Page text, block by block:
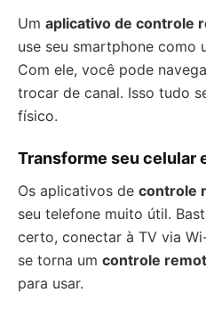
Um aplicativo de controle
use seu smartphone como
Com ele, você pode
trocar de canal. Isso tudo
físico.
Transforme seu celular
Os aplicativos de controle
seu telefone muito útil.
certo, conectar à TV via
se torna um controle
para usar.